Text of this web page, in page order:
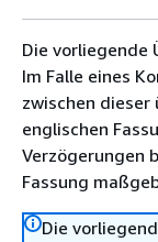
Die vorliegende
Im Falle eines
zwischen
englischen
Verzögerungen
Fassung
Die